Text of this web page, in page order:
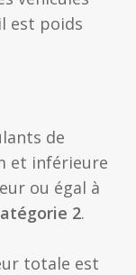
est poids
de
et inférieure
ou égal à
2.
totale est